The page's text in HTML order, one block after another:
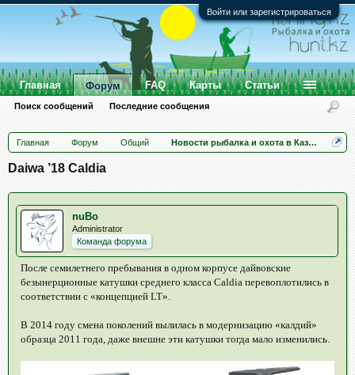
Войти или зарегистрироваться
Главная Форум Общий Новости рыбалка и охота в Казахстане
Daiwa ’18 Caldia
nuBo
Administrator
Команда форума
После семилетнего пребывания в одном корпусе дайвовские
безынерционные катушки среднего класса Caldia перевоплотились в
соответствии с «концепцией LT».
В 2014 году смена поколений вылилась в модернизацию «калдий»
образца 2011 года, даже внешне эти катушки тогда мало изменились.
Главная Форум
Поиск сообщений Последние сообщения
FAQ Карты Статьи